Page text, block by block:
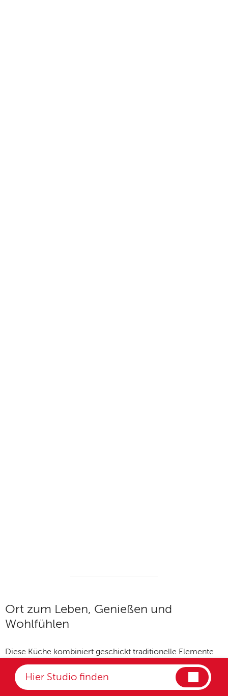
Ort zum Leben, Genießen und
Wohlfühlen
Diese Küche kombiniert geschickt traditionelle Elemente
mit modernem Design und schafft so einen Raum, der
sowohl funktional als auch stilvoll ist. Die durchdachte
Planung und die Auswahl nachhaltiger Materialien machen